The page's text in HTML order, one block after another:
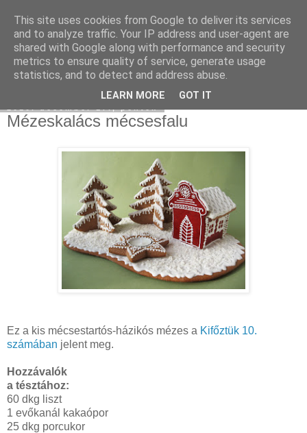
Moha Konyha
Mézeskalács mécsesfalu
Ez a kis mécsestartós-házikós mézes a Kifőztük 10.
számában jelent meg.
Hozzávalók
a tésztához:
60 dkg liszt
1 evőkanál kakaópor
25 dkg porcukor
This site uses cookies from Google to deliver its services
and to analyze traffic. Your IP address and user-agent are
shared with Google along with performance and security
metrics to ensure quality of service, generate usage
statistics, and to detect and address abuse.
LEARN MORE GOT IT